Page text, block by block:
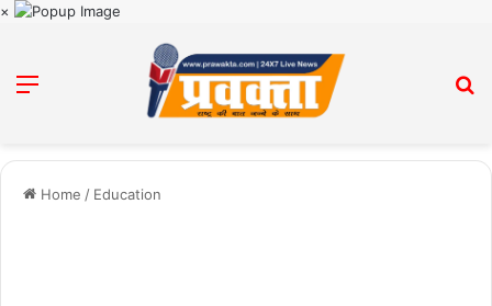
×
Menu
Home / Education